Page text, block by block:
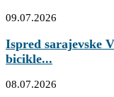
09.07.2026
Ispred sarajevske
bicikle...
08.07.2026